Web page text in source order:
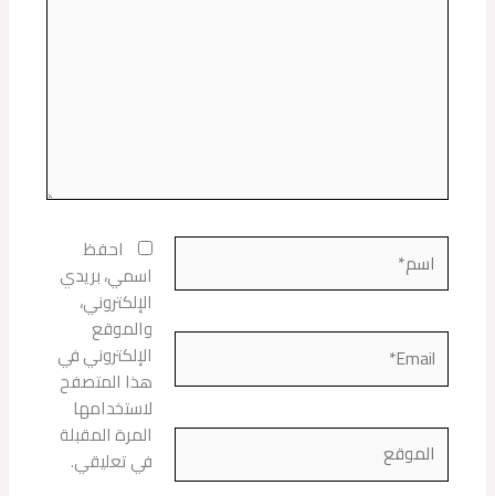
اسم*
Email*
الموقع
احفظ
اسمي، بريدي
الإلكتروني،
والموقع
الإلكتروني في
هذا المتصفح
لاستخدامها
المرة المقبلة
في تعليقي.